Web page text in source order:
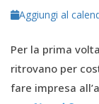
Aggiungi al
Per la prima
ritrovano per
fare impresa